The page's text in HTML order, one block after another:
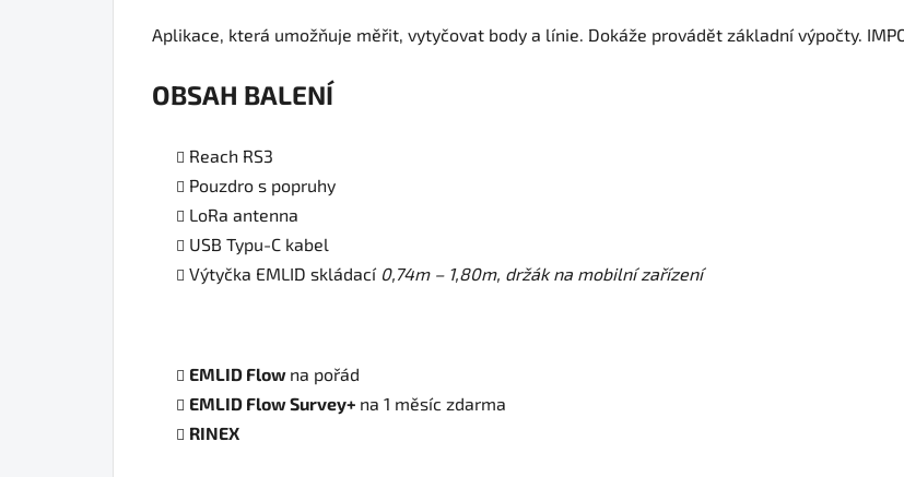
Aplikace, která umožňuje měřit, vytyčovat body a línie. Dokáže provádět základní výpočty.
OBSAH BALENÍ
Reach RS3
Pouzdro s popruhy
LoRa antenna
USB Typu-C kabel
Výtyčka EMLID skládací 0,74m – 1,80m, držák na mobilní zařízení
EMLID Flow na pořád
EMLID Flow Survey+ na 1 měsíc zdarma
RINEX